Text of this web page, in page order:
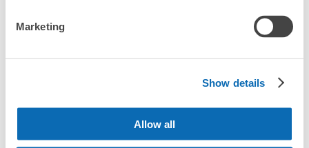
Marketing
Show details
Allow all
指定して事前予約
北は北海道から南は沖縄まで都市部を中心に全国で利用可能なサービスです
最大辺が45cm未満の大きさのお荷物（リュック、ハンド
スーツケースサイズ
よくあるご質問